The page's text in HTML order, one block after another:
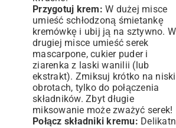
Przygotuj krem: W dużej misce
umieść schłodzoną śmietankę
kremówkę i ubij ją na sztywno. W
drugiej misce umieść serek
mascarpone, cukier puder i
ziarenka z laski wanilii (lub
ekstrakt). Zmiksuj krótko na
obrotach, tylko do połączenia
składników. Zbyt długie
miksowanie może zważyć serek!
Połącz składniki kremu: